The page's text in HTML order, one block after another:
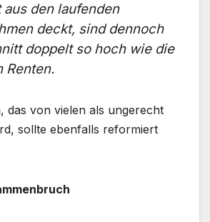
aus den laufenden
deckt, sind dennoch
doppelt so hoch wie die
Renten.
das von vielen als ungerecht
sollte ebenfalls reformiert